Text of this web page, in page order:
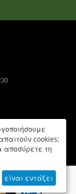
cookies;
τη
είναι εντάξει